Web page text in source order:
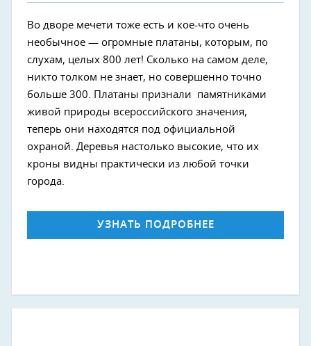
Во дворе мечети тоже есть и кое-что очень
необычное — огромные платаны, которым, по
слухам, целых 800 лет! Сколько на самом деле,
никто толком не знает, но совершенно точно
больше 300. Платаны признали памятниками
живой природы всероссийского значения,
теперь они находятся под официальной
охраной. Деревья настолько высокие, что их
кроны видны практически из любой точки
города.
УЗНАТЬ ПОДРОБНЕЕ